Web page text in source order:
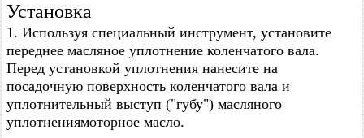
Установка
1. Используя специальный инструмент, установите
переднее масляное уплотнение коленчатого вала.
Перед установкой уплотнения нанесите на
посадочную поверхность коленчатого вала и
уплотнительный выступ ("губу") масляного
уплотнениямоторное масло.